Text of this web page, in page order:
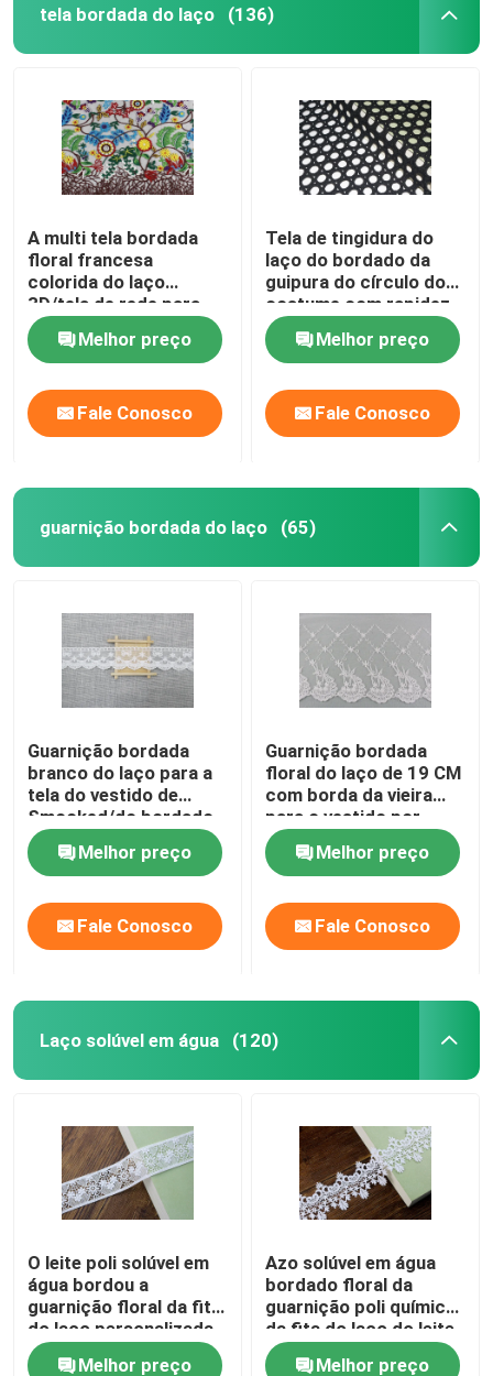
tela bordada do laço (136)
A multi tela bordada
floral francesa
colorida do laço
3D/tela de rede para
meninas veste-se
Melhor preço
Fale Conosco
Tela de tingidura do
laço do bordado da
guipura do círculo do
costume com rapidez
de cor alta
Melhor preço
Fale Conosco
guarnição bordada do laço (65)
Guarnição bordada
branco do laço para a
tela do vestido de
Smocked/do bordado
fita do laço
Melhor preço
Fale Conosco
Guarnição bordada
floral do laço de 19 CM
com borda da vieira
para o vestido por
OEKO - TEX
Melhor preço
Fale Conosco
Laço solúvel em água (120)
O leite poli solúvel em
água bordou a
guarnição floral da fita
do laço personalizada
Melhor preço
Azo solúvel em água
bordado floral da
guarnição poli química
da fita do laço do leite
livre
Melhor preço